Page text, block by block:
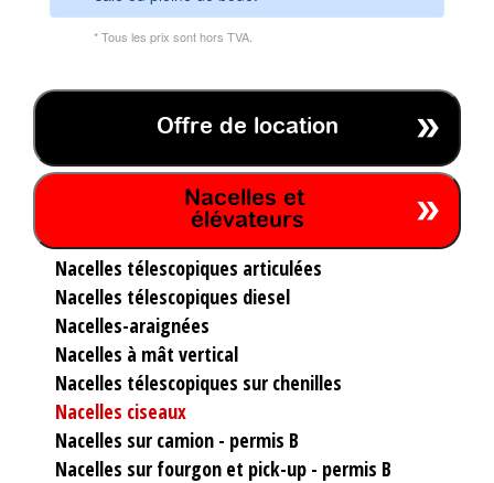
* Tous les prix sont hors TVA.
Offre de location
Nacelles et
élévateurs
Nacelles télescopiques articulées
Nacelles télescopiques diesel
Nacelles-araignées
Nacelles à mât vertical
Nacelles télescopiques sur chenilles
Nacelles ciseaux
Nacelles sur camion - permis B
Nacelles sur fourgon et pick-up - permis B